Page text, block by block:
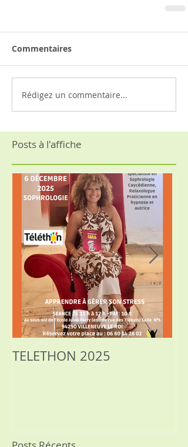
Commentaires
Rédigez un commentaire...
Posts à l'affiche
TELETHON 2025